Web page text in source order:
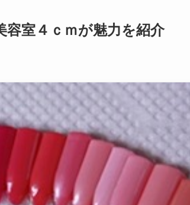
室４ｃｍが魅力を紹介